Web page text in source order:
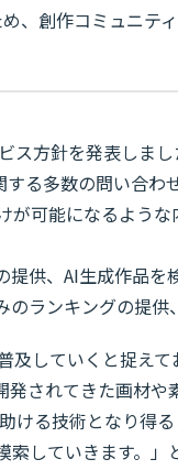
、創作コミュニテ
ス方針を発表しま
る多数の問い合わ
が可能になるよう
供、AI生成作品を
ランキングの提供
していくと捉え
されてきた画材
ける技術となり得
していきます。」